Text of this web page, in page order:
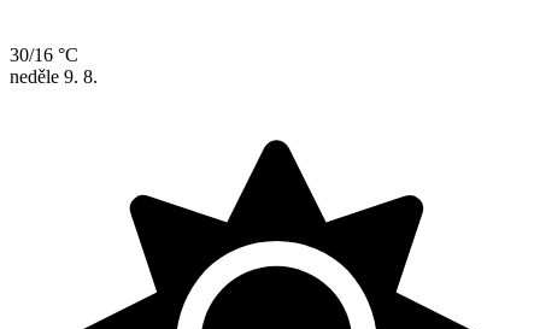
30/16 °C
neděle 9. 8.